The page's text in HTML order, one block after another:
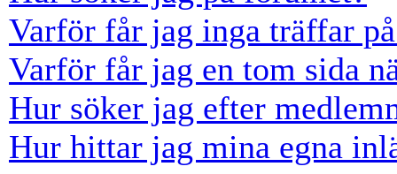
Varför får jag inga träffar
Varför får jag en tom sida
Hur söker jag efter
Hur hittar jag mina egna